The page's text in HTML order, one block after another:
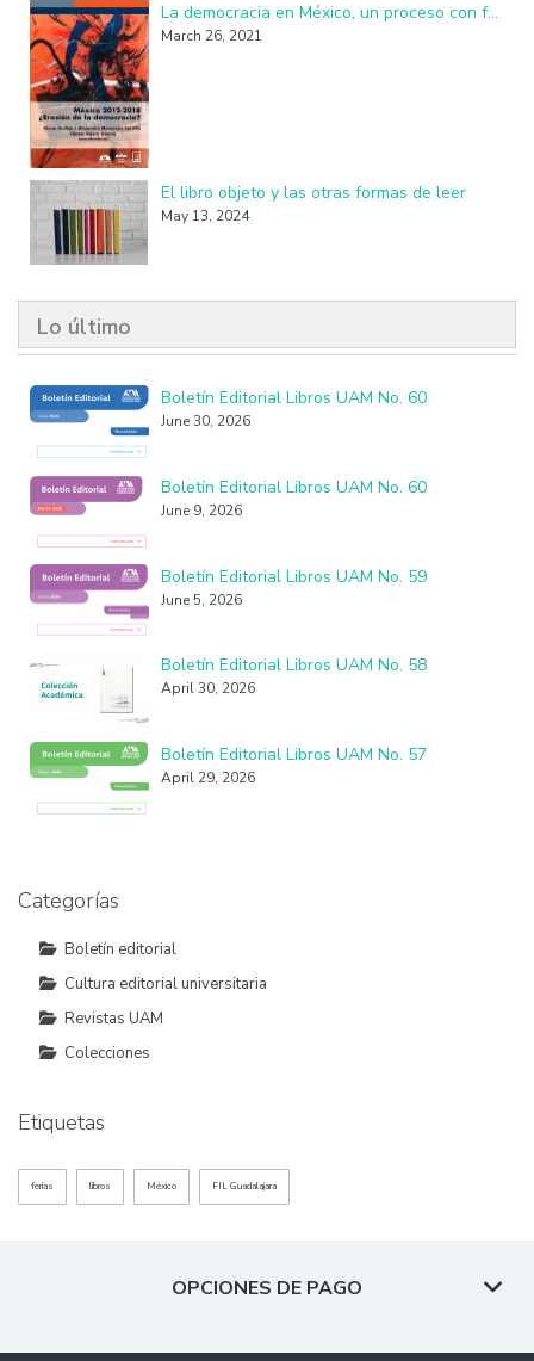
La democracia en México, un proceso con fallas, imperfecciones y seudo practicantes
March 26, 2021
El libro objeto y las otras formas de leer
May 13, 2024
Lo último
Boletín Editorial Libros UAM No. 60
June 30, 2026
Boletín Editorial Libros UAM No. 60
June 9, 2026
Boletín Editorial Libros UAM No. 59
June 5, 2026
Boletín Editorial Libros UAM No. 58
April 30, 2026
Boletín Editorial Libros UAM No. 57
April 29, 2026
Categorías
Boletín editorial
Cultura editorial universitaria
Revistas UAM
Colecciones
Etiquetas
ferias libros México FIL Guadalajara
OPCIONES DE PAGO